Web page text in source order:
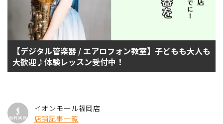
【デジタル管楽器 / エアロフォン教室】子どもも大人も
大歓迎♪体験レッスン受付中！
イオンモール福岡店
店舗記事一覧